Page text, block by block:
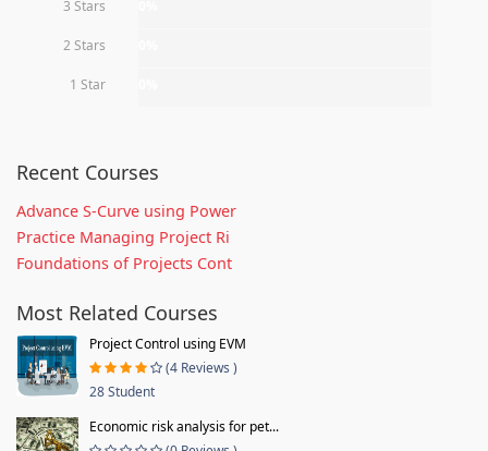
3 Stars
2 Stars
1 Star
Recent Courses
Advance S-Curve using Power
Practice Managing Project Ri
Foundations of Projects Cont
Most Related Courses
Project Control using EVM
(4 Reviews )
28 Student
Economic risk analysis for pet...